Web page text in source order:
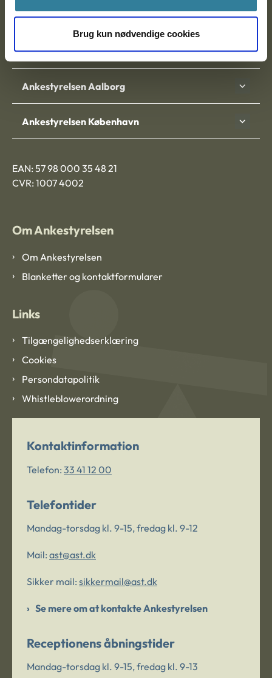
Brug kun nødvendige cookies
9000 Aalborg
Ankestyrelsen Aalborg
Ankestyrelsen København
EAN: 57 98 000 35 48 21
CVR: 1007 4002
Om Ankestyrelsen
Om Ankestyrelsen
Blanketter og kontaktformularer
Links
Tilgængelighedserklæring
Cookies
Persondatapolitik
Whistleblowerordning
Kontaktinformation
Telefon: 33 41 12 00
Telefontider
Mandag-torsdag kl. 9-15, fredag kl. 9-12
Mail: ast@ast.dk
Sikker mail: sikkermail@ast.dk
Se mere om at kontakte Ankestyrelsen
Receptionens åbningstider
Mandag-torsdag kl. 9-15, fredag kl. 9-13